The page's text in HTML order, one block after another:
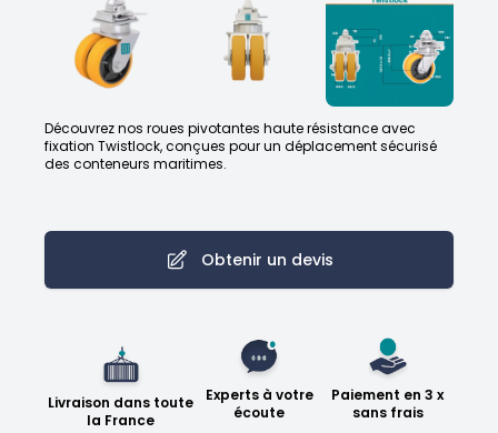
Découvrez nos roues pivotantes haute résistance avec
fixation Twistlock, conçues pour un déplacement sécurisé
des conteneurs maritimes.
Obtenir un devis
Livraison dans toute
la France
Experts à votre
écoute
Paiement en 3 x
sans frais